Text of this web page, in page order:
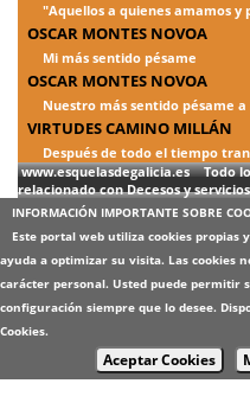
"Aquellos a quienes amamos y
OSCAR MONTES NOVOA
Mi más sentido pésame
OSCAR MONTES NOVOA
Nuestro más sentido pésame
VIRTUDES CAMINO MILLÁN
Después de todo el tiempo
www.esquelasdegalicia.es Todo lo
relacionado con Decesos y servicios
INFORMACIÓN IMPORTANTE SOBRE
Este portal web utiliza cookies
ayuda a optimizar su visita. Las cookies
carácter personal. Usted puede permitir
configuración siempre que lo desee.
Cookies.